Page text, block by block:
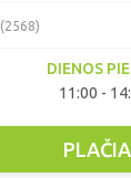
(2568)
DIENOS
11:00 -